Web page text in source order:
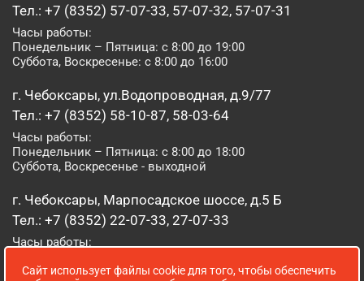
Тел.: +7 (8352) 57-07-33, 57-07-32, 57-07-31
Часы работы:
Понедельник – Пятница: с 8:00 до 19:00
Суббота, Воскресенье: с 8:00 до 16:00
г. Чебоксары, ул.Водопроводная, д.9/77
Тел.: +7 (8352) 58-10-87, 58-03-64
Часы работы:
Понедельник – Пятница: с 8:00 до 18:00
Суббота, Воскресенье - выходной
г. Чебоксары, Марпосадское шоссе, д.5 Б
Тел.: +7 (8352) 22-07-33, 27-07-33
Часы работы:
Суббота, Воскресенье: с 8:00 до 16:00
Сайт использует файлы cookie для того, чтобы обеспечить